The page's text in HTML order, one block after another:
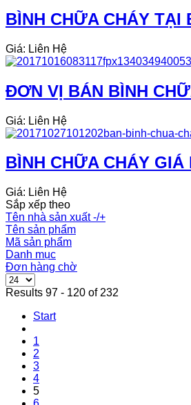
BÌNH CHỮA CHÁY TẠI
Giá: Liên Hệ
ĐƠN VỊ BÁN BÌNH
Giá: Liên Hệ
BÌNH CHỮA CHÁY
Giá: Liên Hệ
Sắp xếp theo
Tên nhà sản xuất -/+
Tên sản phẩm
Mã sản phẩm
Danh mục
Đơn hàng chờ
Results 97 - 120 of 232
Start
1
2
3
4
5